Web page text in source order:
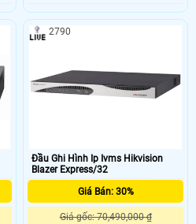
Đầu Ghi Hình Ip Ivms Hikvision
Blazer Express/32
Giá Bán: 30%
Giá gốc: 70,490,000 ₫
2790